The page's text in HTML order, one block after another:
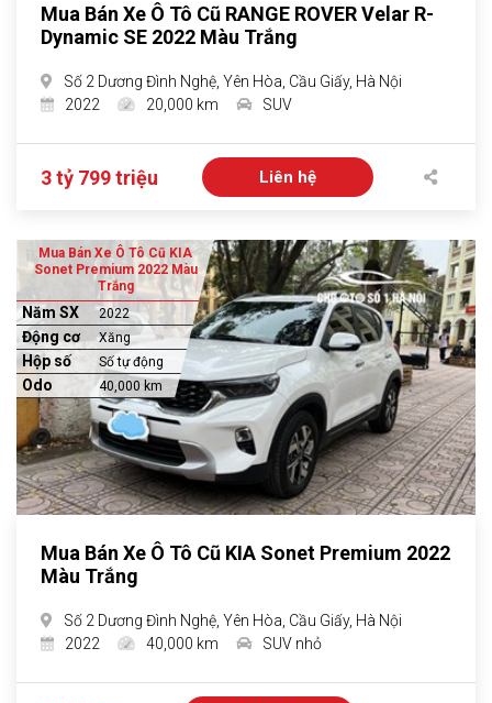
Mua Bán Xe Ô Tô Cũ RANGE ROVER Velar R-
Dynamic SE 2022 Màu Trắng
Số 2 Dương Đình Nghệ, Yên Hòa, Cầu Giấy, Hà Nội
2022
20,000 km SUV
3 tỷ 799 triệu Liên hệ
Mua Bán Xe Ô Tô Cũ KIA
Sonet Premium 2022 Màu
Trắng
Năm SX 2022
Động cơ Xăng
Hộp số Số tự động
Odo 40,000 km
Mua Bán Xe Ô Tô Cũ KIA Sonet Premium 2022
Màu Trắng
Số 2 Dương Đình Nghệ, Yên Hòa, Cầu Giấy, Hà Nội
2022
40,000 km SUV nhỏ